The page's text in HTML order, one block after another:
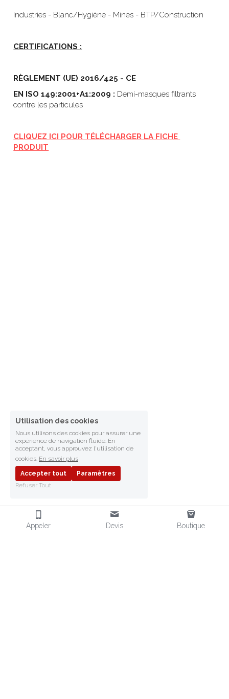
Industries - Blanc/Hygiène - Mines - BTP/Construction
CERTIFICATIONS :
RÈGLEMENT (UE) 2016/425 - CE
EN ISO 149:2001+A1:2009 : Demi-masques filtrants
contre les particules
CLIQUEZ ICI POUR TÉLÉCHARGER LA FICHE
PRODUIT
Appeler Devis Boutique
Utilisation des cookies
Nous utilisons des cookies pour assurer une
expérience de navigation fluide. En
acceptant, vous approuvez l'utilisation de
cookies. En savoir plus
Accepter tout
Paramètres
Refuser Tout